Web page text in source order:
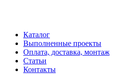
Каталог
Выполненные проекты
Оплата, доставка, монтаж
Статьи
Контакты